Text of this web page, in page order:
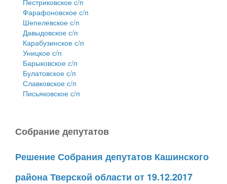
Фарафоновское с/п
Шепелевское с/п
Давыдовское с/п
Карабузинское с/п
Уницкое с/п
Барыковское с/п
Булатовское с/п
Славковское с/п
Письяковское с/п
Собрание депутатов
Решение Собрания депутатов Кашинского
района Тверской области от 19.12.2017